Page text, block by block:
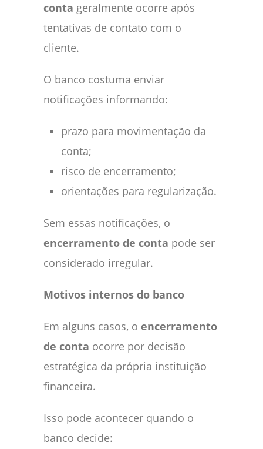
conta geralmente ocorre após
tentativas de contato com o
cliente.
O banco costuma enviar
notificações informando:
prazo para movimentação da
conta;
risco de encerramento;
orientações para regularização.
Sem essas notificações, o
encerramento de conta pode ser
considerado irregular.
Motivos internos do banco
Em alguns casos, o encerramento
de conta ocorre por decisão
estratégica da própria instituição
financeira.
Isso pode acontecer quando o
banco decide: